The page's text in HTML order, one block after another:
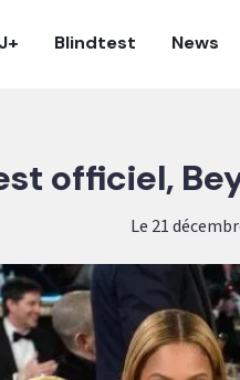
Blindtest News
officiel,
Le 21